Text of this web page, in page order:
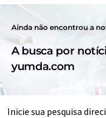
Ainda não encontrou a
A busca por
yumda.com
Inicie sua pesquisa